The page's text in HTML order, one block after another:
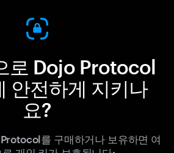
로 Dojo Protocol
안전하게 지키나
요?
를 구매하거나 보유하면 여